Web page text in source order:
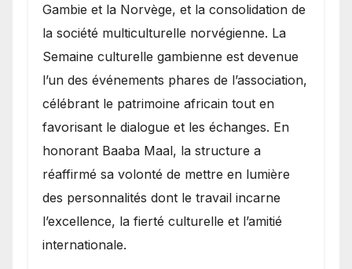
Gambie et la Norvège, et la consolidation de
la société multiculturelle norvégienne. La
Semaine culturelle gambienne est devenue
l’un des événements phares de l’association,
célébrant le patrimoine africain tout en
favorisant le dialogue et les échanges. En
honorant Baaba Maal, la structure a
réaffirmé sa volonté de mettre en lumière
des personnalités dont le travail incarne
l’excellence, la fierté culturelle et l’amitié
internationale.